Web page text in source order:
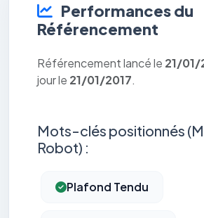
Performances du
Référencement
Référencement lancé le 21/01/
jour le 21/01/2017.
Mots-clés positionnés
Robot) :
Plafond Tendu